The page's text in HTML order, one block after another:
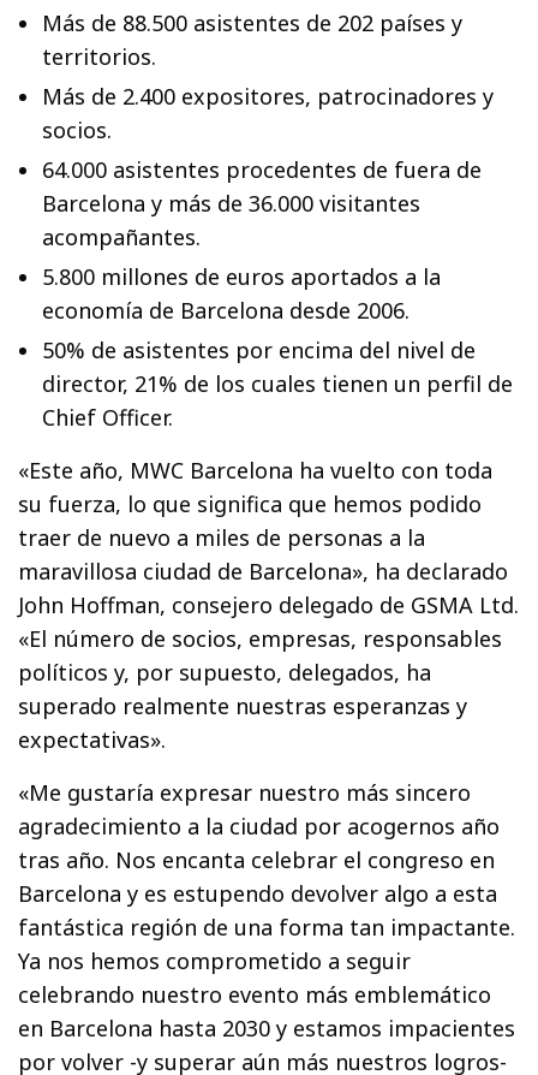
Más de 88.500 asistentes de 202 países y
territorios.
Más de 2.400 expositores, patrocinadores y
socios.
64.000 asistentes procedentes de fuera de
Barcelona y más de 36.000 visitantes
acompañantes.
5.800 millones de euros aportados a la
economía de Barcelona desde 2006.
50% de asistentes por encima del nivel de
director, 21% de los cuales tienen un perfil de
Chief Officer.
«Este año, MWC Barcelona ha vuelto con toda
su fuerza, lo que significa que hemos podido
traer de nuevo a miles de personas a la
maravillosa ciudad de Barcelona», ha declarado
John Hoffman, consejero delegado de GSMA Ltd.
«El número de socios, empresas, responsables
políticos y, por supuesto, delegados, ha
superado realmente nuestras esperanzas y
expectativas».
«Me gustaría expresar nuestro más sincero
agradecimiento a la ciudad por acogernos año
tras año. Nos encanta celebrar el congreso en
Barcelona y es estupendo devolver algo a esta
fantástica región de una forma tan impactante.
Ya nos hemos comprometido a seguir
celebrando nuestro evento más emblemático
en Barcelona hasta 2030 y estamos impacientes
por volver -y superar aún más nuestros logros-